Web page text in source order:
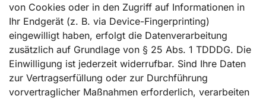
von Cookies oder in den Zugriff auf Informationen in
Ihr Endgerät (z. B. via Device-Fingerprinting)
eingewilligt haben, erfolgt die Datenverarbeitung
zusätzlich auf Grundlage von § 25 Abs. 1 TDDDG. Die
Einwilligung ist jederzeit widerrufbar. Sind Ihre Daten
zur Vertragserfüllung oder zur Durchführung
vorvertraglicher Maßnahmen erforderlich, verarbeiten